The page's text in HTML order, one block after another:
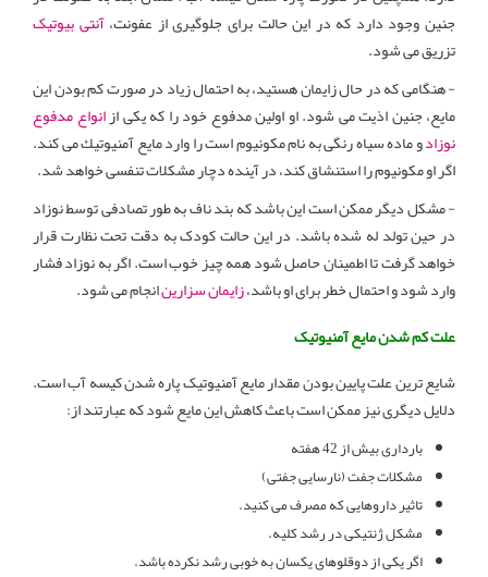
جنین وجود دارد که در این حالت برای جلوگیری از عفونت،آنتی بیوتیک
تزریق می شود.
- هنگامی که در حال زایمان هستید، به احتمال زیاد در صورت کم بودن این
مایع، جنین اذیت می شود. او اولین مدفوع خود را که یکی ازانواع مدفوع
نوزادو ماده سیاه رنگی به نام مكونیوم است را وارد مایع آمنیوتیك می کند.
اگر او مكونیوم را استنشاق کند، در آینده دچار مشكلات تنفسی خواهد شد.
- مشکل دیگر ممکن است این باشد که بند ناف به طور تصادفی توسط نوزاد
در حین تولد له شده باشد. در این حالت کودک به دقت تحت نظارت قرار
خواهد گرفت تا اطمینان حاصل شود همه چیز خوب است. اگر به نوزاد فشار
وارد شود و احتمال خطر برای او باشد،زایمان سزارینانجام می شود.
علت کم شدن مایع آمنیوتیک
شایع ترین علت پایین بودن مقدار مایع آمنیوتیک پاره شدن کیسه آب است.
دلایل دیگری نیز ممکن است باعث کاهش این مایع شود که عبارتند از:
بارداری بیش از 42 هفته
مشکلات جفت (نارسایی جفتی)
تاثیر داروهایی که مصرف می کنید.
مشکل ژنتیکی در رشد کلیه.
اگر یکی از دوقلوهای یکسان به خوبی رشد نکرده باشد.